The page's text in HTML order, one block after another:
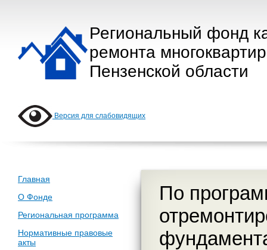
Региональный фонд
ремонта
Пензенской области
Версия для слабовидящих
Главная
О Фонде
Региональная программа
Нормативные правовые
акты
По